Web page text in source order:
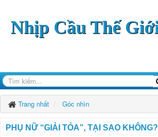
Nhịp Cầu Thế
Trang nhất Góc nhìn
PHỤ NỮ “GIẢI TỎA”, TẠI SAO KHÔNG?